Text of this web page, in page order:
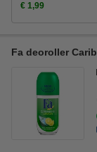
€ 1,99
Fa deoroller